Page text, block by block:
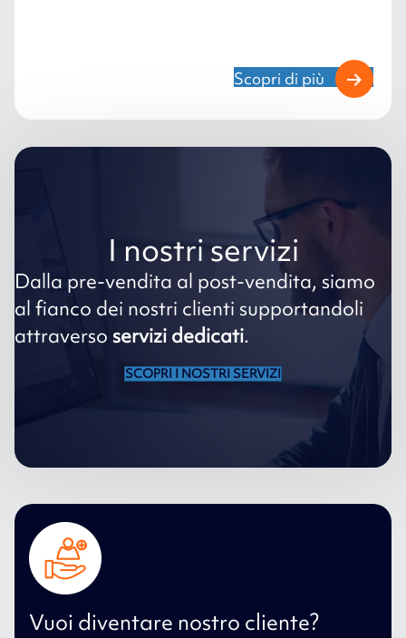
Scopri di più
I nostri servizi
Dalla pre-vendita al post-vendita, siamo
al fianco dei nostri clienti supportandoli
attraverso servizi dedicati.
SCOPRI I NOSTRI SERVIZI
Vuoi diventare nostro cliente?